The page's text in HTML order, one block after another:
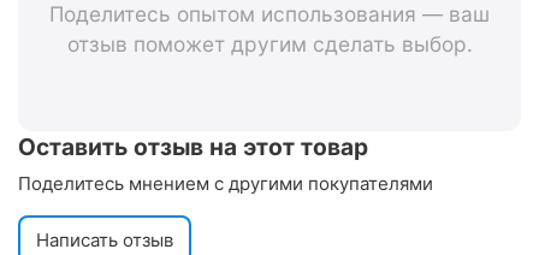
Поделитесь опытом использования — ваш
отзыв поможет другим сделать выбор.
Оставить отзыв на этот товар
Поделитесь мнением с другими покупателями
Написать отзыв